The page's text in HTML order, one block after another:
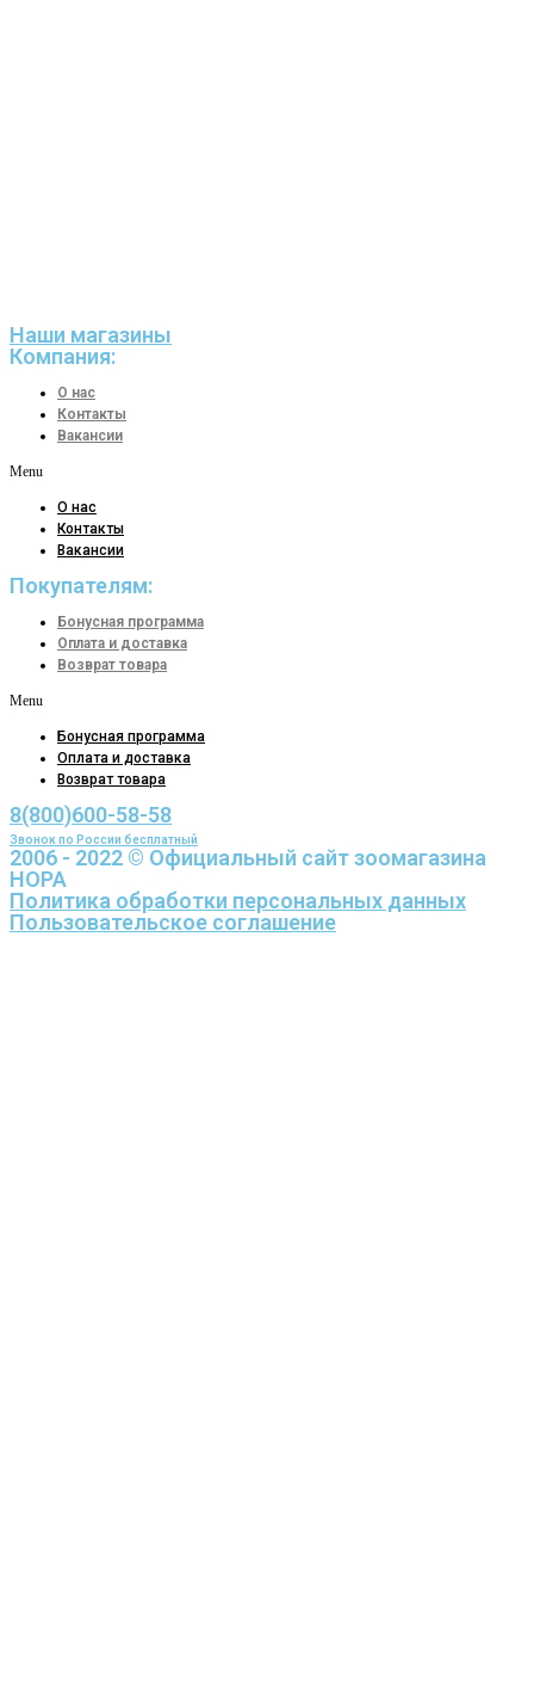
Наши магазины
Компания:
О нас
Контакты
Вакансии
Menu
О нас
Контакты
Вакансии
Покупателям:
Бонусная программа
Оплата и доставка
Возврат товара
Menu
Бонусная программа
Оплата и доставка
Возврат товара
8(800)600-58-58
Звонок по России бесплатный
2006 - 2022 © Официальный сайт зоомагазина
НОРА
Политика обработки персональных данных
Пользовательское соглашение